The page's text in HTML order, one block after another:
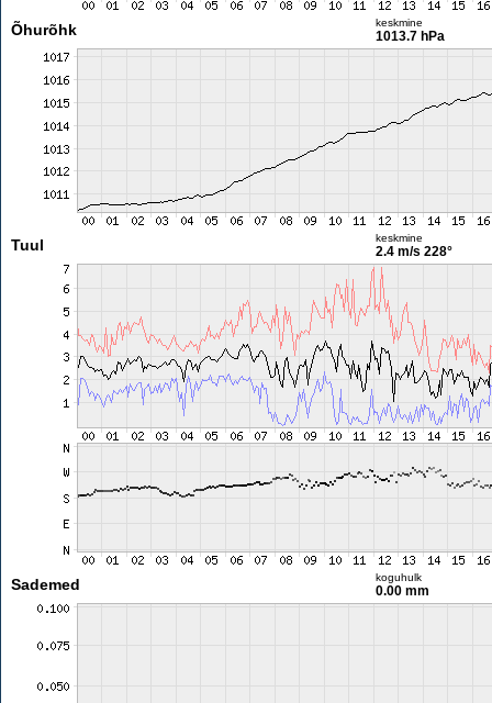
Õhurõhk keskmine
1013.7 hPa
Tuul keskmine
2.4 m/s 228°
Sademed koguhulk
0.00 mm